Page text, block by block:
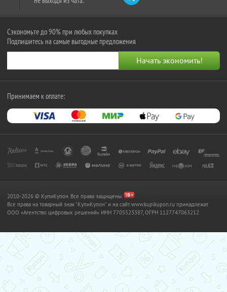
Сэкономьте до 90% при любых покупках
Подпишитесь на самые выгодные предложения
Принимаем к оплате:
2010-2026 © КупиКупон. Все права защищены.
Все права на товарный знак "КупиКупон" и на сайт www.kupikupon.ru принадлежат
OOO «Агентство цифровых решений» ИНН 7705523387, ОГРН 1127747063212